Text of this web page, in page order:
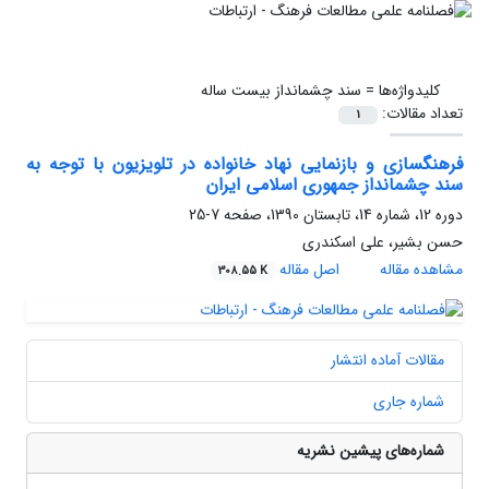
کلیدواژه‌ها = سند چشم‏انداز بیست ساله
تعداد مقالات:
1
فرهنگ‏سازی و بازنمایی نهاد خانواده در تلویزیون با توجه به
سند چشم‏انداز جمهوری اسلامی ایران
دوره 12، شماره 14، تابستان 1390، صفحه
7-25
حسن بشیر، علی اسکندری
مشاهده مقاله
اصل مقاله 308.55 K
مقالات آماده انتشار
شماره جاری
شماره‌های پیشین نشریه